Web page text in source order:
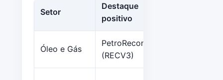
Setor
Destaque
positivo
Óleo e Gás
PetroReconcavo
(RECV3)